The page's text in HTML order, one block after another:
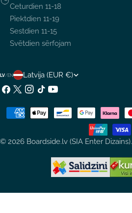
Ceturdien 11-18
Piektdien 11-19
Sestdien 11-15
Svētdien sērfojam
LV/ENV
A
L
S
T
R
Latvija (EUR €)
Facebook
X
Instagram
TikTokYouTube
© 2026 Boardside.lv (SIA Enter Dizains).
Maksājumu